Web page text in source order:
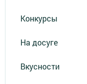
Конкурсы
На досуге
Вкусности